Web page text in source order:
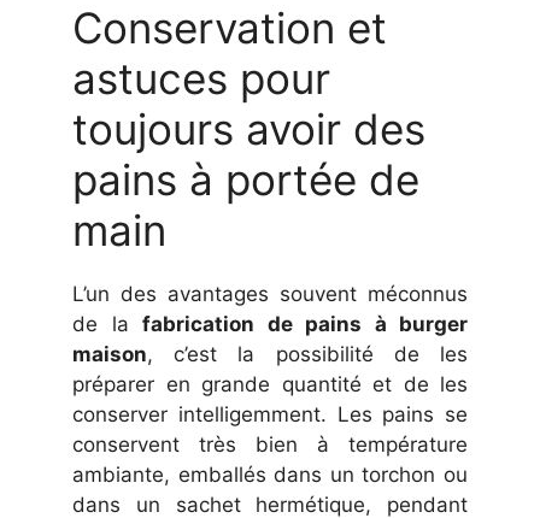
Conservation et
astuces pour
toujours avoir des
pains à portée de
main
L’un des avantages souvent méconnus
de la fabrication de pains à burger
maison, c’est la possibilité de les
préparer en grande quantité et de les
conserver intelligemment. Les pains se
conservent très bien à température
ambiante, emballés dans un torchon ou
dans un sachet hermétique, pendant